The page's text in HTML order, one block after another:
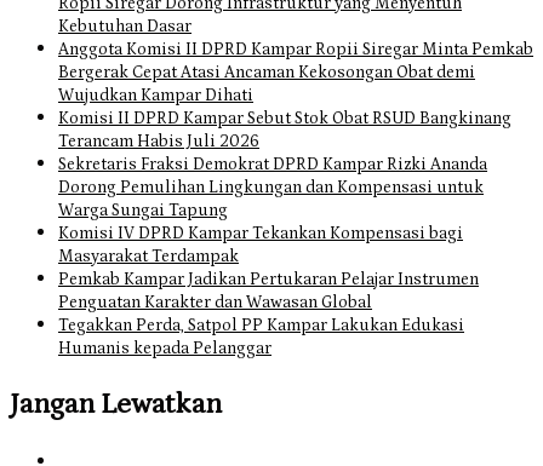
Kebutuhan Dasar
Anggota Komisi II DPRD Kampar Ropii Siregar Minta Pemkab
Bergerak Cepat Atasi Ancaman Kekosongan Obat demi
Wujudkan Kampar Dihati
Komisi II DPRD Kampar Sebut Stok Obat RSUD Bangkinang
Terancam Habis Juli 2026
Sekretaris Fraksi Demokrat DPRD Kampar Rizki Ananda
Dorong Pemulihan Lingkungan dan Kompensasi untuk
Warga Sungai Tapung
Komisi IV DPRD Kampar Tekankan Kompensasi bagi
Masyarakat Terdampak
Pemkab Kampar Jadikan Pertukaran Pelajar Instrumen
Penguatan Karakter dan Wawasan Global
Tegakkan Perda, Satpol PP Kampar Lakukan Edukasi
Humanis kepada Pelanggar
Jangan Lewatkan